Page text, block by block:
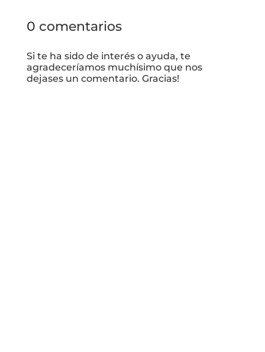
0 comentarios
Si te ha sido de interés o ayuda, te
agradeceríamos muchísimo que nos
dejases un comentario. Gracias!